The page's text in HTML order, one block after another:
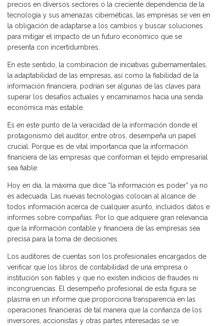
precios en diversos sectores o la creciente dependencia de la
tecnología y sus amenazas cibernéticas, las empresas se ven en
la obligación de adaptarse a los cambios y buscar soluciones
para mitigar el impacto de un futuro económico que se
presenta con incertidumbres.
En este sentido, la combinación de iniciativas gubernamentales,
la adaptabilidad de las empresas, así como la fiabilidad de la
información financiera, podrían ser algunas de las claves para
superar los desafíos actuales y encaminarnos hacia una senda
económica más estable.
Es en este punto de la veracidad de la información donde el
protagonismo del auditor, entre otros, desempeña un papel
crucial. Porque es de vital importancia que la información
financiera de las empresas que conforman el tejido empresarial
sea fiable.
Hoy en día, la máxima que dice “la información es poder” ya no
es adecuada. Las nuevas tecnologías colocan al alcance de
todos información acerca de cualquier asunto, incluidos datos e
informes sobre compañías. Por lo que adquiere gran relevancia
que la información contable y financiera de las empresas sea
precisa para la toma de decisiones.
Los auditores de cuentas son los profesionales encargados de
verificar que los libros de contabilidad de una empresa o
institución son fiables y que no existen indicios de fraudes ni
incongruencias. El desempeño profesional de esta figura se
plasma en un informe que proporciona transparencia en las
operaciones financieras de tal manera que la confianza de los
inversores, accionistas y otras partes interesadas se ve